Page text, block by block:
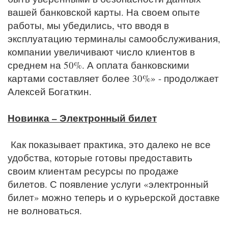
вашей банковской карты. На своем опыте
работы, мы убедились, что вводя в
эксплуатацию терминалы самообслуживания,
компании увеличивают число клиентов в
среднем на 50%. А оплата банковскими
картами составляет более 30%» - продолжает
Алексей Богаткин.
Новинка – Электронный билет
Как показывает практика, это далеко не все
удобства, которые готовы предоставить
своим клиентам ресурсы по продаже
билетов. С появление услуги «электронный
билет» можно теперь и о курьерской доставке
не волноваться.